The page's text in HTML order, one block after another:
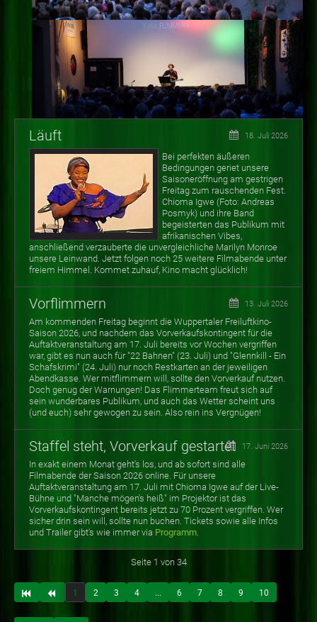
Läuft 18. Juli 2026
Bei perfekten äußeren
Bedingungen geriet unsere
Saisoneröffnung am gestrigen
Freitag zum rauschenden Fest.
Chioma Igwe (Foto: Andreas
Posmyk) und ihre Band
begeisterten das Publikum mit
afrikanischen Vibes,
anschließend verzauberte die unvergleichliche Marilyn Monroe
unsere Leinwand. Jetzt folgen noch 25 weitere Filmabende unter
freiem Himmel. Kommet zuhauf, Kino macht glücklich!
Vorflimmern 13. Juli 2026
Am kommenden Freitag beginnt die Wuppertaler Freiluftkino-
Saison 2026, und nachdem das Vorverkaufskontingent für die
Auftaktveranstaltung am 17. Juli bereits vor Wochen vergriffen
war, gibt es nun auch für "22 Bahnen" (23. Juli) und "Glennkill - Ein
Schafskrimi" (24. Juli) nur noch Restkarten an der jeweiligen
Abendkasse. Wer mitflimmern will, sollte den Vorverkauf nutzen.
Doch genug der Warnungen! Das Flimmerteam freut sich auf
sein wunderbares Publikum, und auch das Wetter scheint uns
(und euch) sehr gewogen zu sein. Also rein ins Vergnügen!
Staffel steht, Vorverkauf gestartet 17. Juni 2026
In exakt einem Monat geht's los, und ab sofort sind alle
Filmabende der Saison 2026 online. Für unsere
Auftaktveranstaltung am 17. Juli mit Chioma Igwe auf der Live-
Bühne und "Manche mögen's heiß" im Projektor ist das
Vorverkaufskontingent bereits jetzt zu 70 Prozent vergriffen. Wer
sicher drin sein will, sollte nun buchen. Tickets sowie alle Infos
und Trailer gibt's wie immer via Programm.
Seite 1 von 34
1 2 3 4 ... 6 7 8 9 10